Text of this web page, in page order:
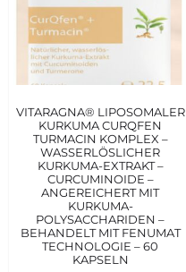
VITARAGNA® LIPOSOMALER
KURKUMA CURQFEN
TURMACIN KOMPLEX –
WASSERLÖSLICHER
KURKUMA-EXTRAKT –
CURCUMINOIDE –
ANGEREICHERT MIT
KURKUMA-
POLYSACCHARIDEN –
BEHANDELT MIT FENUMAT
TECHNOLOGIE – 60
KAPSELN